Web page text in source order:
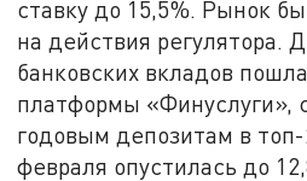
ставку до 15,5%. Рынок
на действия регулятора.
банковских вкладов
платформы «Финуслуги»,
годовым депозитам в топ-
февраля опустилась до